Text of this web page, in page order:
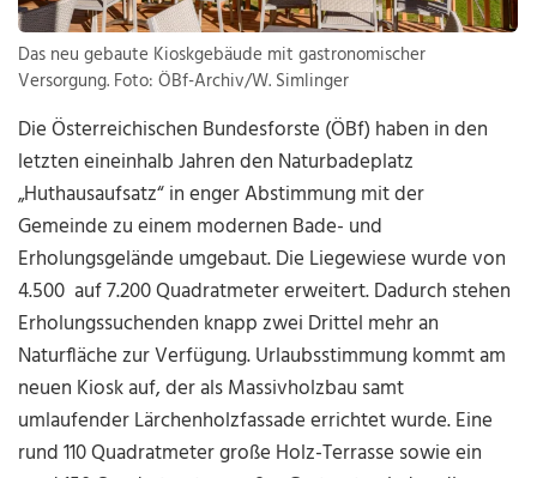
Das neu gebaute Kioskgebäude mit gastronomischer
Versorgung. Foto: ÖBf-Archiv/W. Simlinger
Die Österreichischen Bundesforste (ÖBf) haben in den
letzten eineinhalb Jahren den Naturbadeplatz
„Huthausaufsatz“ in enger Abstimmung mit der
Gemeinde zu einem modernen Bade- und
Erholungsgelände umgebaut. Die Liegewiese wurde von
4.500 auf 7.200 Quadratmeter erweitert. Dadurch stehen
Erholungssuchenden knapp zwei Drittel mehr an
Naturfläche zur Verfügung. Urlaubsstimmung kommt am
neuen Kiosk auf, der als Massivholzbau samt
umlaufender Lärchenholzfassade errichtet wurde. Eine
rund 110 Quadratmeter große Holz-Terrasse sowie ein